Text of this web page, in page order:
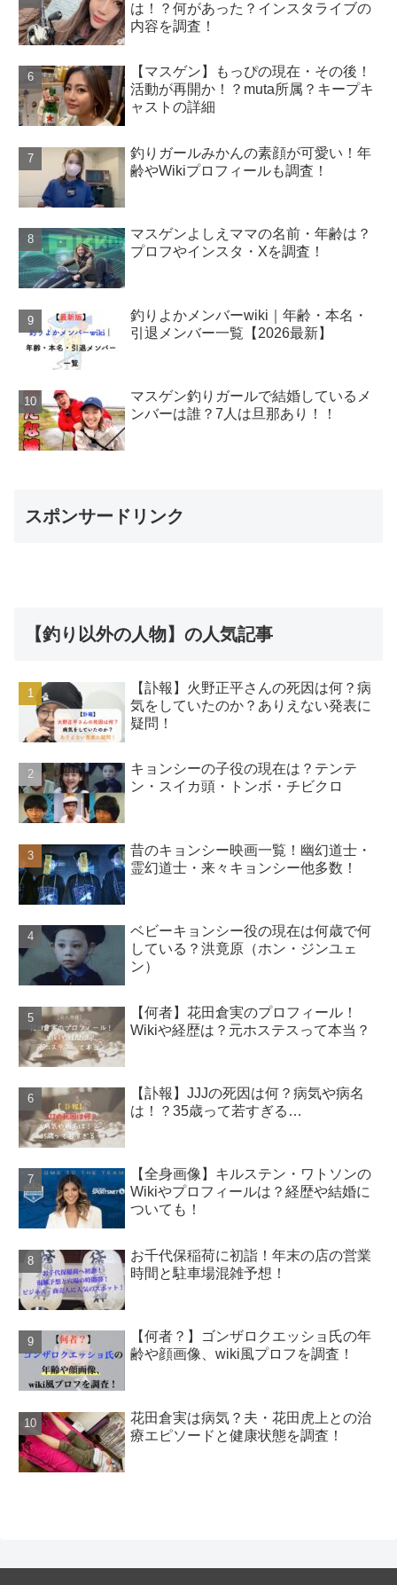
は！？何があった？インスタライブの
内容を調査！
【マスゲン】もっぴの現在・その後！
活動が再開か！？muta所属？キープキ
ャストの詳細
釣りガールみかんの素顔が可愛い！年
齢やWikiプロフィールも調査！
マスゲンよしえママの名前・年齢は？
プロフやインスタ・Xを調査！
釣りよかメンバーwiki｜年齢・本名・
引退メンバー一覧【2026最新】
マスゲン釣りガールで結婚しているメ
ンバーは誰？7人は旦那あり！！
スポンサードリンク
【釣り以外の人物】の人気記事
【訃報】火野正平さんの死因は何？病
気をしていたのか？ありえない発表に
疑問！
キョンシーの子役の現在は？テンテ
ン・スイカ頭・トンボ・チビクロ
昔のキョンシー映画一覧！幽幻道士・
霊幻道士・来々キョンシー他多数！
ベビーキョンシー役の現在は何歳で何
している？洪竟原（ホン・ジンユェ
ン）
【何者】花田倉実のプロフィール！
Wikiや経歴は？元ホステスって本当？
【訃報】JJJの死因は何？病気や病名
は！？35歳って若すぎる…
【全身画像】キルステン・ワトソンの
Wikiやプロフィールは？経歴や結婚に
ついても！
お千代保稲荷に初詣！年末の店の営業
時間と駐車場混雑予想！
【何者？】ゴンザロクエッショ氏の年
齢や顔画像、wiki風プロフを調査！
花田倉実は病気？夫・花田虎上との治
療エピソードと健康状態を調査！